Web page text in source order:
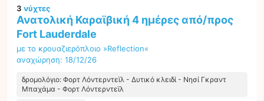
3 νύχτες
Ανατολική Καραϊβική 4 ημέρες από/προς
Fort Lauderdale
με το κρουαζιερόπλοιο »Reflection«
αναχώρηση: 18/12/26
δρομολόγιο: Φορτ Λόντερντεϊλ - Δυτικό κλειδί - Νησί Γκραντ
Μπαχάμα - Φορτ Λόντερντεϊλ